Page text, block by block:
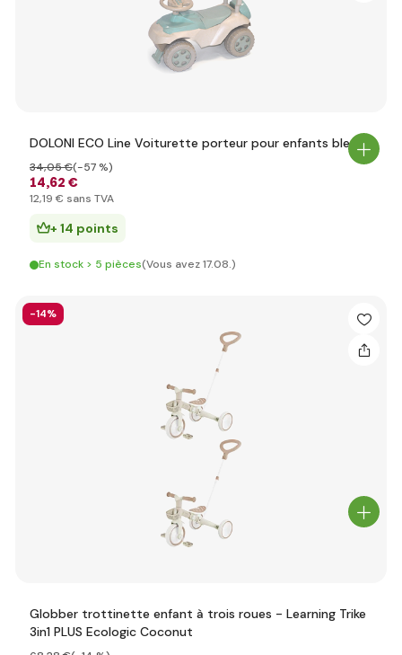
DOLONI ECO Line Voiturette porteur pour enfants bleu
14,62 €
34,05 €(-57 %)
12,19 € sans TVA
+ 14 points
En stock > 5 pièces(Vous avez 17.08.)
-14%
Globber trottinette enfant à trois roues - Learning Trike
3in1 PLUS Ecologic Coconut